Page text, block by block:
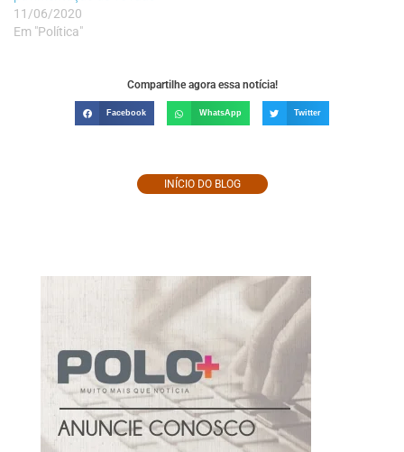
11/06/2020
Em "Política"
Compartilhe agora essa notícia!
Facebook WhatsApp Twitter
INÍCIO DO BLOG